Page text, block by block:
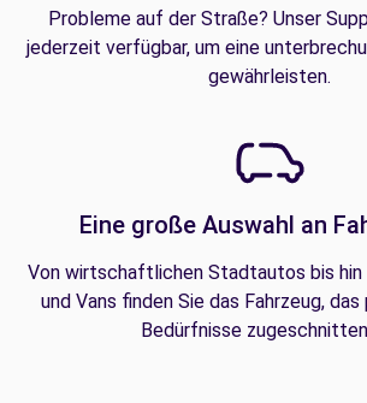
Probleme auf der Straße? Unser
jederzeit verfügbar, um eine
gewährleisten.
Eine große Auswahl an
Von wirtschaftlichen Stadtautos bis hin
und Vans finden Sie das Fahrzeug,
Bedürfnisse